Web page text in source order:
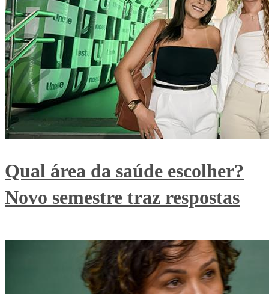
Qual área da saúde escolher?
Novo semestre traz respostas